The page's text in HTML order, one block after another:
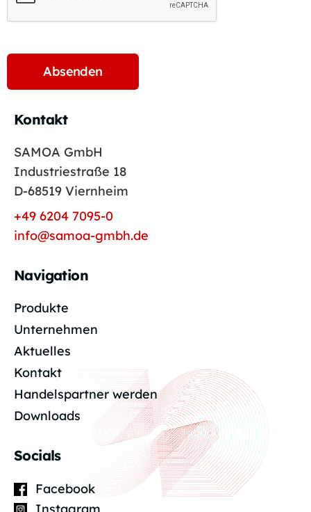
Kontakt
SAMOA GmbH
Industriestraße 18
D-68519 Viernheim
+49 6204 7095-0
info@samoa-gmbh.de
Navigation
Produkte
Unternehmen
Aktuelles
Kontakt
Handelspartner werden
Downloads
Socials
Facebook